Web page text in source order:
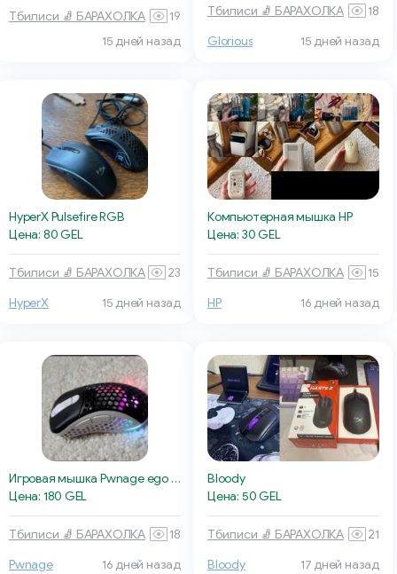
Тбилиси 🧦 БАРАХОЛКА
19
15 дней назад
Тбилиси 🧦 БАРАХОЛКА 18
Glorious 15 дней назад
HyperX Pulsefire RGB
Цена: 80 GEL
Тбилиси 🧦 БАРАХОЛКА 23
HyperX 15 дней назад
Компьютерная мышка HP
Цена: 30 GEL
Тбилиси 🧦 БАРАХОЛКА 15
HP 16 дней назад
Игровая мышка Pwnage ego gen 2
Цена: 180 GEL
Тбилиси 🧦 БАРАХОЛКА 18
Pwnage 16 дней назад
Bloody
Цена: 50 GEL
Тбилиси 🧦 БАРАХОЛКА 21
Bloody 17 дней назад